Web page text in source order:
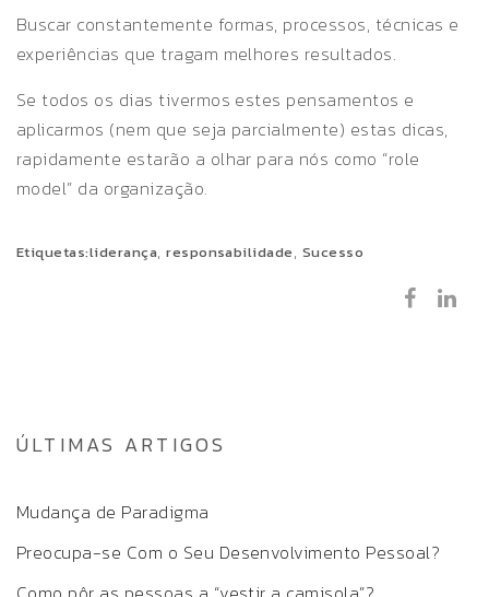
Buscar constantemente formas, processos, técnicas e
experiências que tragam melhores resultados.
Se todos os dias tivermos estes pensamentos e
aplicarmos (nem que seja parcialmente) estas dicas,
rapidamente estarão a olhar para nós como “role
model” da organização.
Etiquetas:liderança,responsabilidade, Sucesso
ÚLTIMAS ARTIGOS
Mudança de Paradigma
Preocupa-se Com o Seu Desenvolvimento Pessoal?